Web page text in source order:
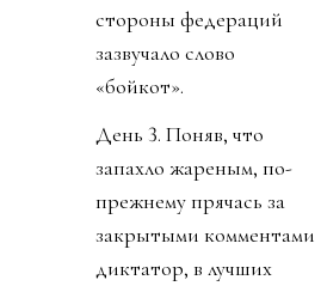
стороны федераций
зазвучало слово
«бойкот».
День 3. Поняв, что
запахло жареным, по-
прежнему прячась за
закрытыми комментами
диктатор, в лучших